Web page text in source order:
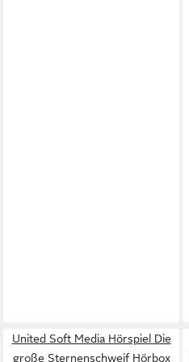
United Soft Media Hörspiel Die
große Sternenschweif Hörbox